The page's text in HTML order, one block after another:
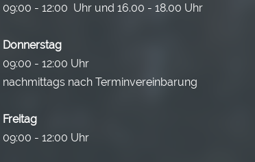
09:00 - 12:00 Uhr und 16.00 - 18.00 Uhr
Donnerstag
09:00 - 12:00 Uhr
nachmittags nach Terminvereinbarung
Freitag
09:00 - 12:00 Uhr